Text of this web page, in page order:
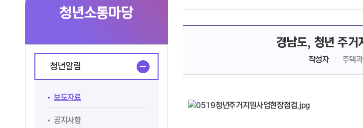
청년소통마당
청년알림
보도자료
공지사항
경남도, 청년 주거
작성자 주택과